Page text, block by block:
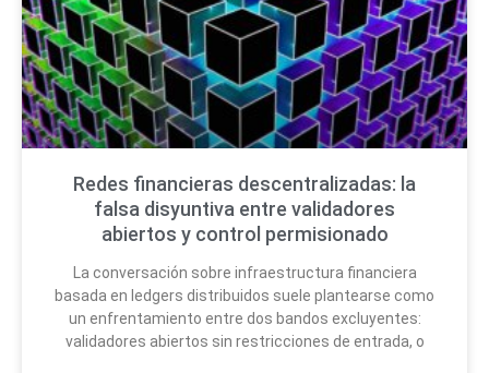
Redes financieras descentralizadas: la
falsa disyuntiva entre validadores
abiertos y control permisionado
La conversación sobre infraestructura financiera
basada en ledgers distribuidos suele plantearse como
un enfrentamiento entre dos bandos excluyentes:
validadores abiertos sin restricciones de entrada, o